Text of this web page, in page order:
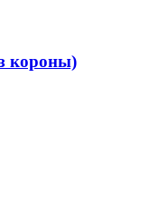
короны)